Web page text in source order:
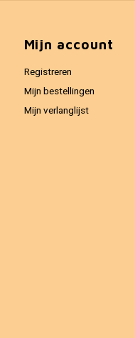
Mijn account
Registreren
Mijn bestellingen
Mijn verlanglijst